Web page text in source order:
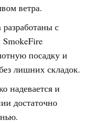
ветра.
разработаны с
посадку и
лишних складок.
надевается и
достаточно